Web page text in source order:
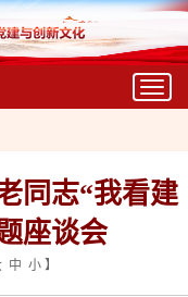
T
o
l
e
同志“我看建
座谈会
中 小 】